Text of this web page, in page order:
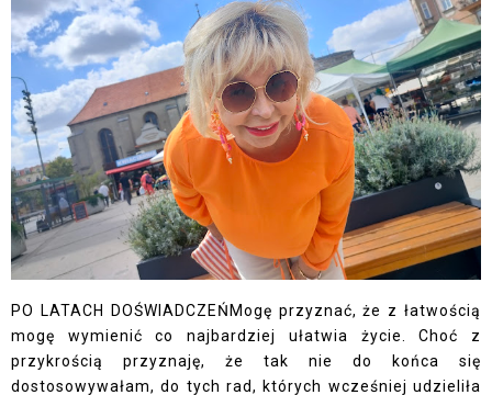
PO LATACH DOŚWIADCZEŃMogę przyznać, że z łatwością
mogę wymienić co najbardziej ułatwia życie. Choć z
przykrością przyznaję, że tak nie do końca się
dostosowywałam, do tych rad, których wcześniej udzieliła